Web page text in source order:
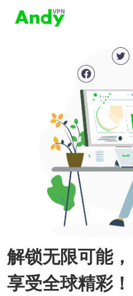
解锁无限可能，
享受全球精彩！